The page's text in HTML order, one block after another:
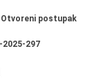
Otvoreni postupak
2025-297